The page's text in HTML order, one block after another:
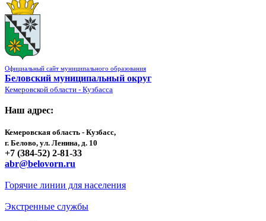
Официальный сайт муниципального образования
Беловский муниципальный округ
Кемеровской области - Кузбасса
Наш адрес:
Кемеровская область - Кузбасс,
г. Белово, ул. Ленина, д. 10
+7 (384-52) 2-81-33
abr@belovorn.ru
Горячие линии для населения
Экстренные службы